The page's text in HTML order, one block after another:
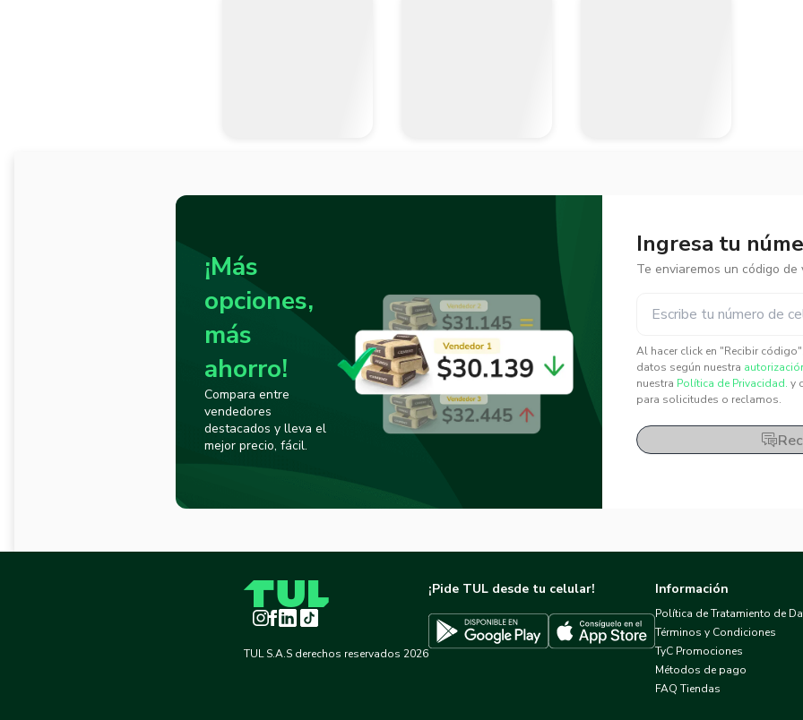
¡Más
opciones,
más
ahorro!
Compara entre
vendedores
destacados y lleva el
mejor precio, fácil.
Ingresa tu
Te enviaremos un código de
Al hacer click en "Recibir
datos según nuestra
nuestra Política de Privacidad. y
para solicitudes o reclamos.
Instagram
Facebook
LinkedInTikTok
TUL S.A.S derechos reservados 2026
¡Pide TUL desde tu celular!
Descargar TUL en Google PlayDescargar TUL en App Store
Información
Política de Tratamiento de
Términos y Condiciones
TyC Promociones
Métodos de pago
FAQ Tiendas